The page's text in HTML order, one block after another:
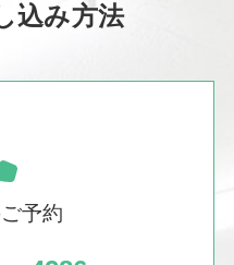
込み方法
予約